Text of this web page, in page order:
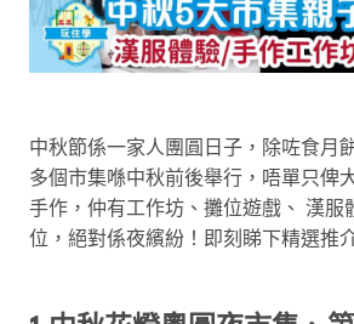
中秋節係一家人團圓日子，除咗食月
多個市集喺中秋前後舉行，唔單只俾
手作，仲有工作坊、攤位遊戲、 漢服
位，絕對係夜繽紛！即刻睇下精選推